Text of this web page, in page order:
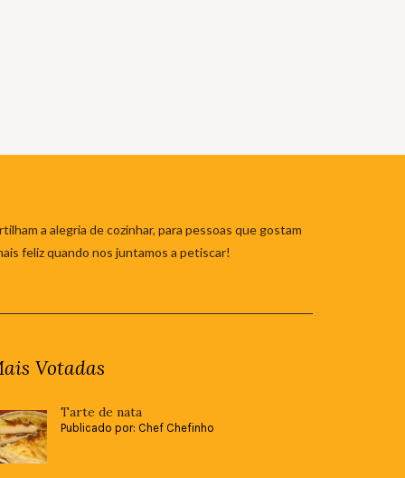
a alegria de cozinhar, para pessoas que gostam
feliz quando nos juntamos a petiscar!
Votadas
Tarte de nata
Publicado por: Chef Chefinho